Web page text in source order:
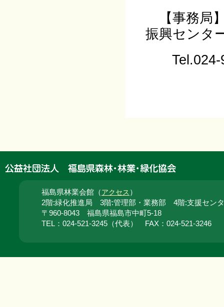
【事務局
振興センタ
Tel.024-
福島県林業会館（ アクセス ）
2階:緑化推進局 3階:管理部・業務部 4階:支援セン
〒960-8043 福島県福島市中町5-18
TEL：024‐521‐3245（代表） FAX：024‐521‐3246